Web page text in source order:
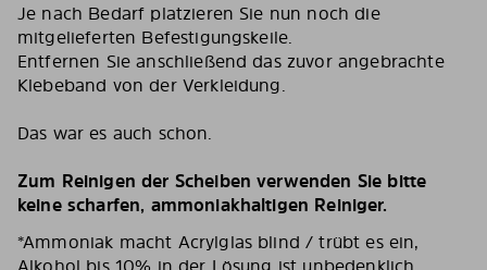
Je nach Bedarf platzieren Sie nun noch die
mitgelieferten Befestigungskeile.
Entfernen Sie anschließend das zuvor angebrachte
Klebeband von der Verkleidung.
Das war es auch schon.
Zum Reinigen der Scheiben verwenden Sie bitte
keine scharfen, ammoniakhaltigen Reiniger.
*Ammoniak macht Acrylglas blind / trübt es ein,